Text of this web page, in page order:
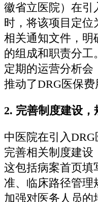
徽省立医院）在引
时，将该项目定位
相关通知文件，明
的组成和职责分工
定期的运营分析会
推动了DRG医保费
2. 完善制度建设，
中医院在引入
完善相关制度建设
这包括病案首页填
准、临床路径管理
加强对医务人员的